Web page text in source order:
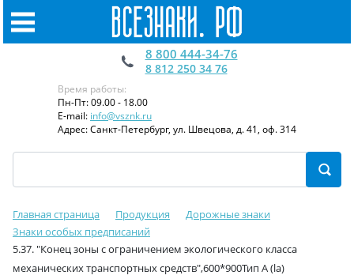
8 800 444-34-76
8 812 250 34 76
Время работы:
Пн-Пт: 09.00 - 18.00
E-mail: info@vsznk.ru
Адрес: Санкт-Петербург, ул. Швецова, д. 41, оф. 314
Главная страница Продукция
Дорожные знаки
Знаки особых предписаний
5.37. "Конец зоны с ограничением экологического класса
механических транспортных средств",600*900Тип А (la)